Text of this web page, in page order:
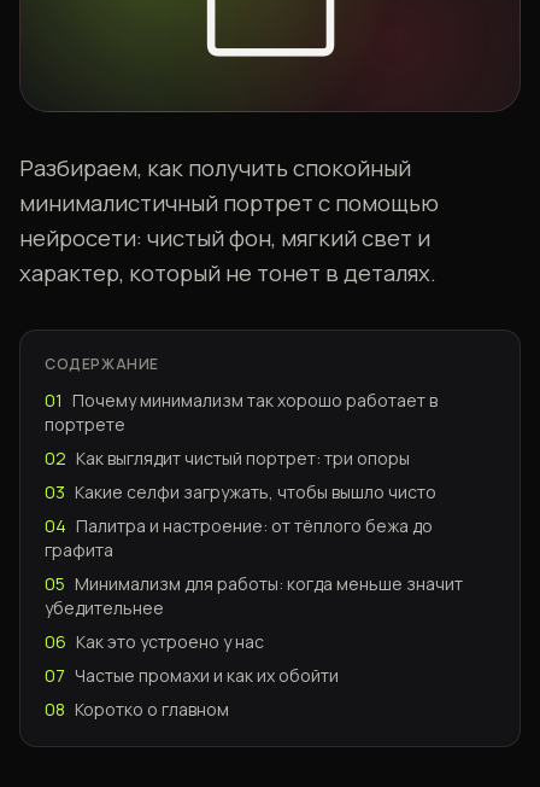
Разбираем, как получить спокойный
минималистичный портрет с помощью
нейросети: чистый фон, мягкий свет и
характер, который не тонет в деталях.
СОДЕРЖАНИЕ
01 Почему минимализм так хорошо работает в
портрете
02 Как выглядит чистый портрет: три опоры
03 Какие селфи загружать, чтобы вышло чисто
04 Палитра и настроение: от тёплого бежа до
графита
05 Минимализм для работы: когда меньше значит
убедительнее
06 Как это устроено у нас
07 Частые промахи и как их обойти
08 Коротко о главном